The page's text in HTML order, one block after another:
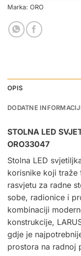
Marka: ORO
OPIS
DODATNE
STOLNA LED
ORO33047
Stolna LED
korisnike koji traže
rasvjetu za radne
sobe, radionice i
kombinaciji
konstrukcije,
gdje je
prostora na radnoj